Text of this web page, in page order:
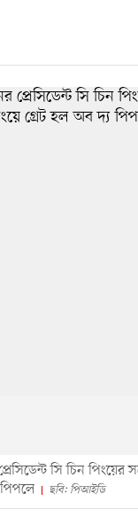
সি চিন পিংয়ের
ছবি: পিআইডি